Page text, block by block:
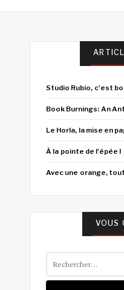
Studio Rubio, c'est
Book Burnings: An
Le Horla, la mise en
À la pointe de l'épée !
Avec une orange,
VOUS